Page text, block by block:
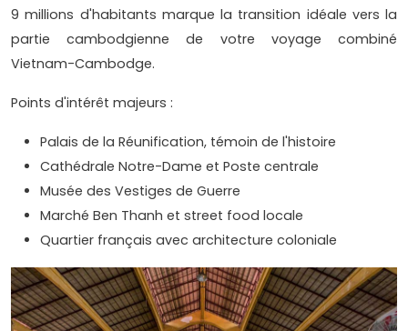
9 millions d'habitants marque la transition idéale vers la
partie cambodgienne de votre voyage combiné
Vietnam-Cambodge.
Points d'intérêt majeurs :
Palais de la Réunification, témoin de l'histoire
Cathédrale Notre-Dame et Poste centrale
Musée des Vestiges de Guerre
Marché Ben Thanh et street food locale
Quartier français avec architecture coloniale